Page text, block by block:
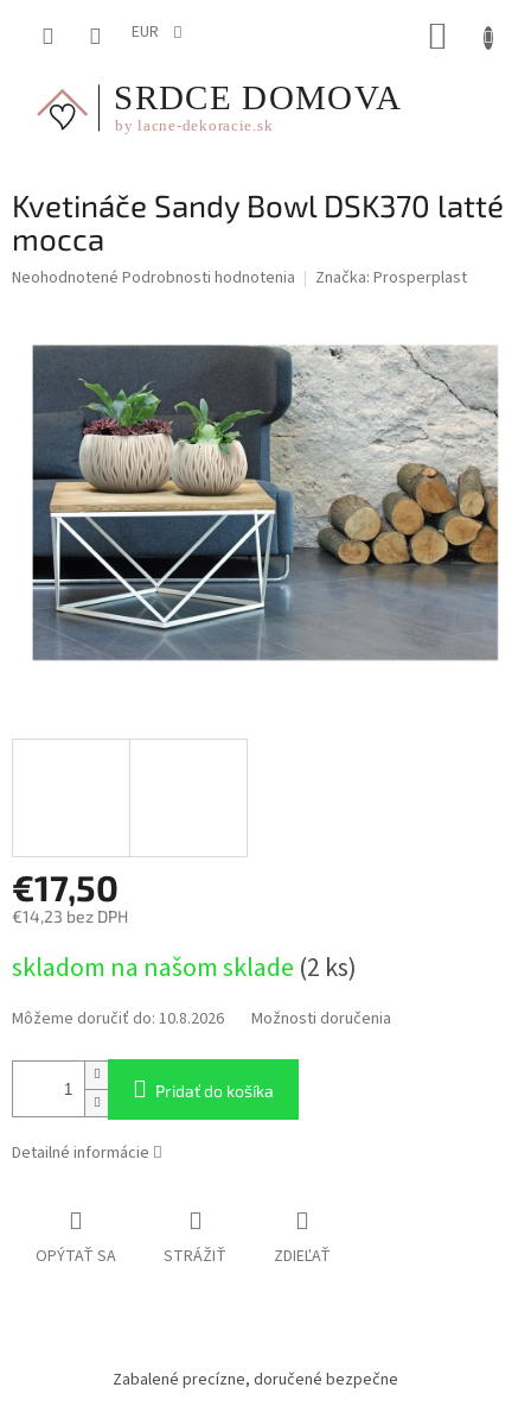
EUR
Kvetináče Sandy Bowl DSK370 latté
mocca
Priemerné
hviezdičiek.
Neohodnotené Podrobnosti hodnotenia Značka: Prosperplast
€17,50
€14,23 bez DPH
cena:
skladom na našom sklade (2 ks)
Môžeme doručiť do: 10.8.2026 Možnosti doručenia
Pridať do košíka
Detailné informácie
OPÝTAŤ SA STRÁŽIŤ ZDIEĽAŤ
Zabalené precízne, doručené bezpečne